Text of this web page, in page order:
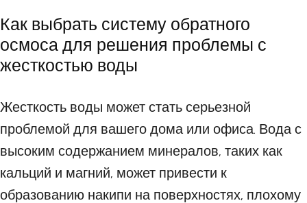
Как выбрать систему обратного
осмоса для решения проблемы с
жесткостью воды
Жесткость воды может стать серьезной
проблемой для вашего дома или офиса. Вода с
высоким содержанием минералов, таких как
кальций и магний, может привести к
образованию накипи на поверхностях, плохому